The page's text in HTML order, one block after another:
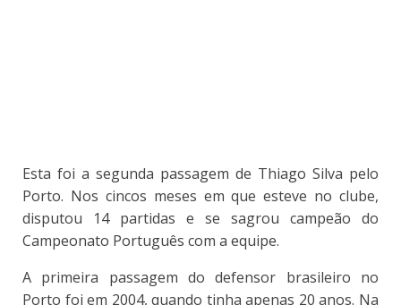
Esta foi a segunda passagem de Thiago Silva pelo
Porto. Nos cincos meses em que esteve no clube,
disputou 14 partidas e se sagrou campeão do
Campeonato Português com a equipe.
A primeira passagem do defensor brasileiro no
Porto foi em 2004, quando tinha apenas 20 anos. Na